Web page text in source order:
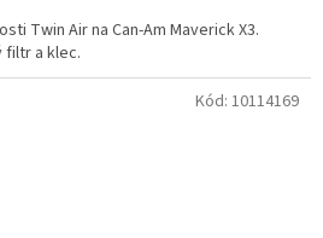
Twin Air na Can-Am Maverick X3.
filtr a klec.
Kód: 10114169